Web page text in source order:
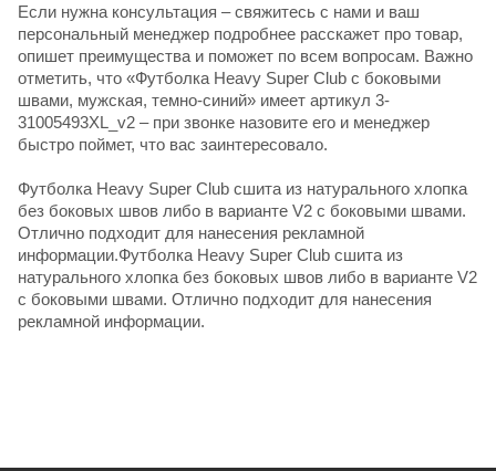
Если нужна консультация – свяжитесь с нами и ваш
персональный менеджер подробнее расскажет про товар,
опишет преимущества и поможет по всем вопросам. Важно
отметить, что «Футболка Heavy Super Club с боковыми
швами, мужская, темно-синий» имеет артикул 3-
31005493XL_v2 – при звонке назовите его и менеджер
быстро поймет, что вас заинтересовало.
Футболка Heavy Super Club сшита из натурального хлопка
без боковых швов либо в варианте V2 с боковыми швами.
Отлично подходит для нанесения рекламной
информации.Футболка Heavy Super Club сшита из
натурального хлопка без боковых швов либо в варианте V2
с боковыми швами. Отлично подходит для нанесения
рекламной информации.